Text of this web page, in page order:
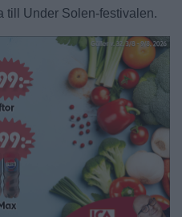
till Under Solen-festivalen.